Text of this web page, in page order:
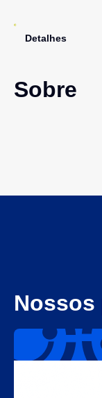
Detalhes
Sobre